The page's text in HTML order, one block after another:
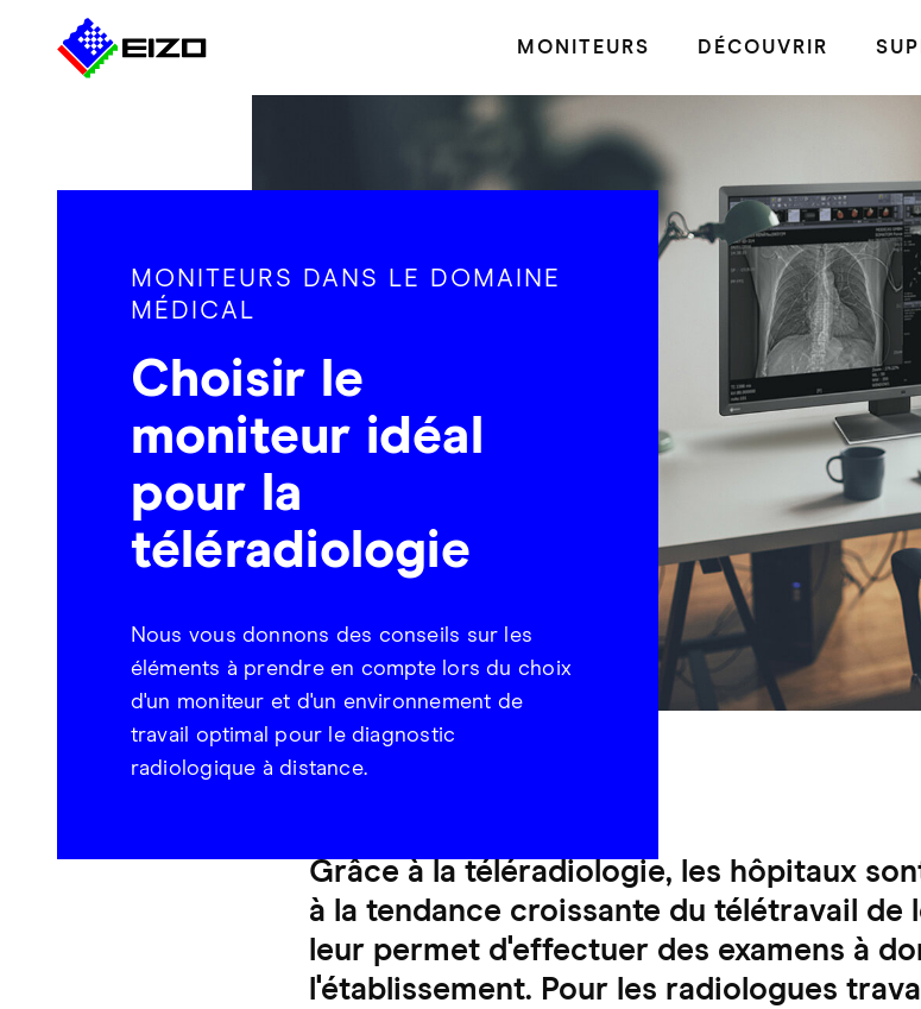
MONITEURS DÉCOUVRIR
MONITEURS DANS LE DOMAINE
MÉDICAL
Choisir le
moniteur idéal
pour la
téléradiologie
Nous vous donnons des conseils sur les
éléments à prendre en compte lors du choix
d'un moniteur et d'un environnement de
travail optimal pour le diagnostic
radiologique à distance.
Grâce à la téléradiologie, les hôpitaux
à la tendance croissante du télétravail de
leur permet d'effectuer des examens à
l'établissement. Pour les radiologues